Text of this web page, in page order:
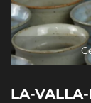
LA-